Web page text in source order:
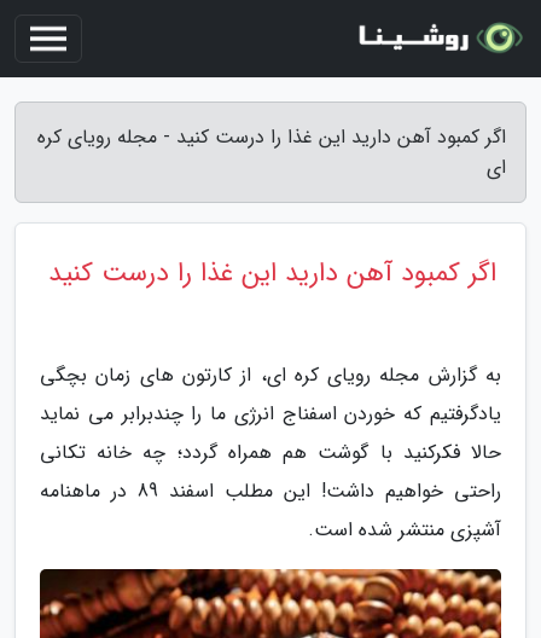
اگر کمبود آهن دارید این غذا را درست کنید - مجله رویای کره
ای
اگر کمبود آهن دارید این غذا را درست کنید
به گزارش مجله رویای کره ای، از کارتون های زمان بچگی
یادگرفتیم که خوردن اسفناج انرژی ما را چندبرابر می نماید
حالا فکرکنید با گوشت هم همراه گردد؛ چه خانه تکانی
راحتی خواهیم داشت! این مطلب اسفند 89 در ماهنامه
آشپزی منتشر شده است.